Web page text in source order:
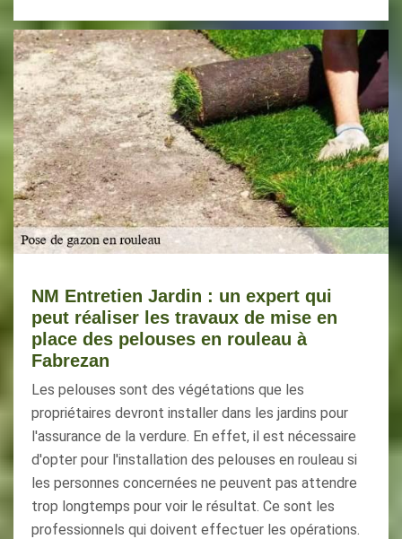
NM Entretien Jardin : un expert qui
peut réaliser les travaux de mise en
place des pelouses en rouleau à
Fabrezan
Les pelouses sont des végétations que les
propriétaires devront installer dans les jardins pour
l'assurance de la verdure. En effet, il est nécessaire
d'opter pour l'installation des pelouses en rouleau si
les personnes concernées ne peuvent pas attendre
trop longtemps pour voir le résultat. Ce sont les
professionnels qui doivent effectuer les opérations.